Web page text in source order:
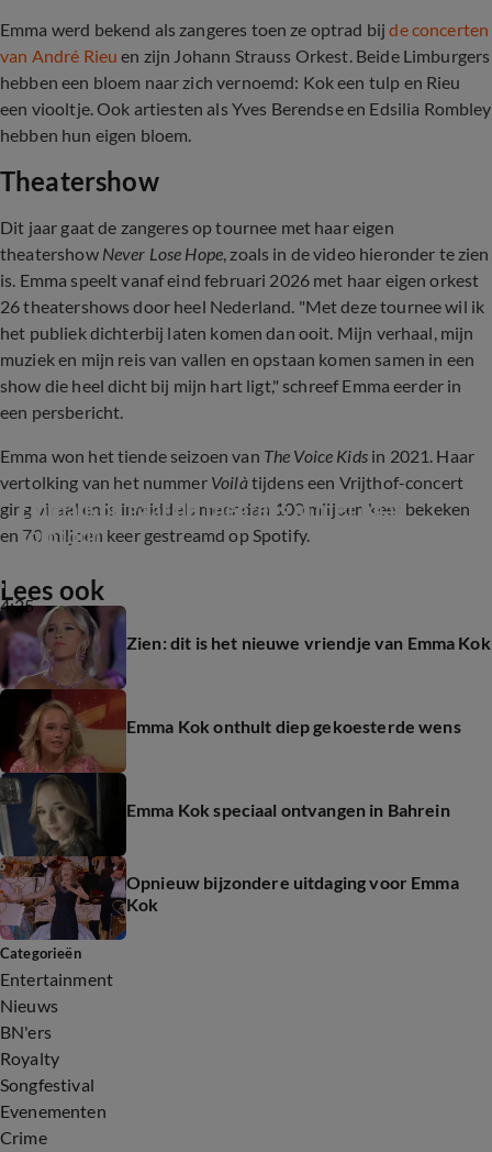
Emma werd bekend als zangeres toen ze optrad bijde concerten
van André Rieu en zijn Johann Strauss Orkest. Beide Limburgers
hebben een bloem naar zich vernoemd: Kok een tulp en Rieu
een viooltje. Ook artiesten als Yves Berendse en Edsilia Rombley
hebben hun eigen bloem.
Theatershow
Dit jaar gaat de zangeres op tournee met haar eigen
theatershow Never Lose Hope, zoals in de video hieronder te zien
is. Emma speelt vanaf eind februari 2026 met haar eigen orkest
26 theatershows door heel Nederland. "Met deze tournee wil ik
het publiek dichterbij laten komen dan ooit. Mijn verhaal, mijn
muziek en mijn reis van vallen en opstaan komen samen in een
show die heel dicht bij mijn hart ligt," schreef Emma eerder in
een persbericht.
Emma won het tiende seizoen van The Voice Kidsin 2021. Haar
vertolking van het nummer Voilàtijdens een Vrijthof-concert
ging viraal en is inmiddels meer dan 100 miljoen keer bekeken
en 70 miljoen keer gestreamd op Spotify.
4:25
Emma Kok gaat de theaters in met haar
solotour
Lees ook
Zien: dit is het nieuwe vriendje van Emma Kok
Emma Kok onthult diep gekoesterde wens
Emma Kok speciaal ontvangen in Bahrein
Opnieuw bijzondere uitdaging voor Emma
Kok
Categorieën
Entertainment
Nieuws
BN'ers
Royalty
Songfestival
Evenementen
Crime